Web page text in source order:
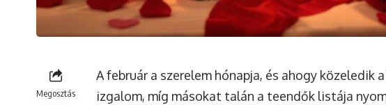
Megosztás
A február a szerelem hónapja, és ahogy közeledik
izgalom, míg másokat talán a teendők listája